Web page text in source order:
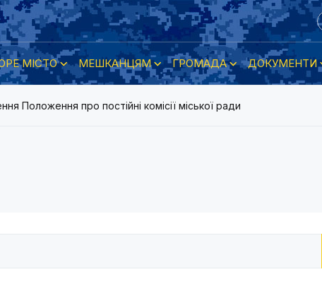
МІСТО МЕШКАНЦЯМ ГРОМАДА ДОКУМЕНТИ
Положення про постійні комісії міської ради